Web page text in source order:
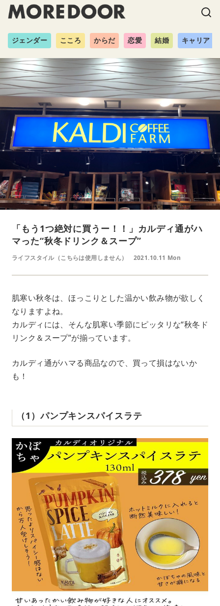
ジェンダー こころ からだ 恋愛 結婚 キャリア
「もう1つ絶対に買うー！！」カルディ通がハ
マった“秋冬ドリンク＆スープ”
ライフスタイル（こちらは使用しません） 2021.10.11 Mon
肌寒い秋冬は、ほっこりとした温かい飲み物が欲しく
なりますよね。
カルディには、そんな肌寒い季節にピッタリな“秋冬ド
リンク＆スープ”が揃っています。
カルディ通がハマる商品なので、買って損はないか
も！
（1）パンプキンスパイスラテ